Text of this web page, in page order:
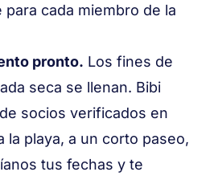
para cada miembro de la
pronto. Los fines de
seca se llenan. Bibi
socios verificados en
la playa, a un corto paseo,
tus fechas y te